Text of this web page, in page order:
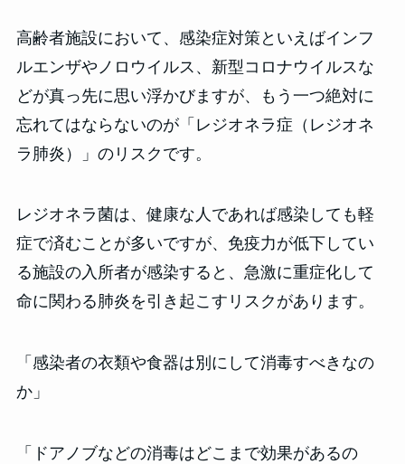
高齢者施設において、感染症対策といえばインフ
ルエンザやノロウイルス、新型コロナウイルスな
どが真っ先に思い浮かびますが、もう一つ絶対に
忘れてはならないのが「レジオネラ症（レジオネ
ラ肺炎）」のリスクです。
レジオネラ菌は、健康な人であれば感染しても軽
症で済むことが多いですが、免疫力が低下してい
る施設の入所者が感染すると、急激に重症化して
命に関わる肺炎を引き起こすリスクがあります。
「感染者の衣類や食器は別にして消毒すべきなの
か」
「ドアノブなどの消毒はどこまで効果があるの